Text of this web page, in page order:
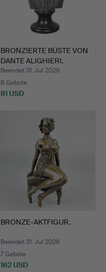
BRONZIERTE BÜSTE VON
DANTE ALIGHIERI.
Beendet 31. Jul 2026
8 Gebote
81 USD
BRONZE-AKTFIGUR.
Beendet 31. Jul 2026
7 Gebote
162 USD